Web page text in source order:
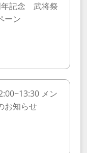
年記念 武将祭
ーン
メン
お知らせ